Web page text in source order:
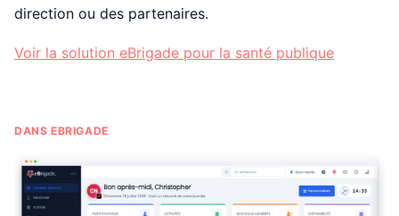
direction ou des partenaires.
Voir la solution eBrigade pour la santé publique
DANS EBRIGADE